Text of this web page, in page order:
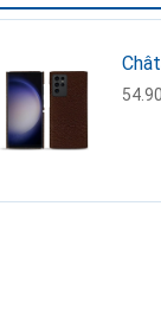
CHF
54.90